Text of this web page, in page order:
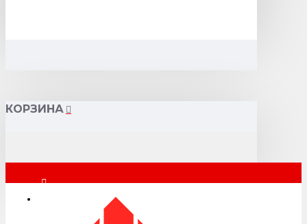
КОРЗИНА